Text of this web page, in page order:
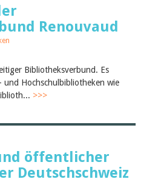
Renouvaud
Bibliotheksverbund. Es
und Hochschulbibliotheken wie
>>>
öffentlicher
Deutschschweiz